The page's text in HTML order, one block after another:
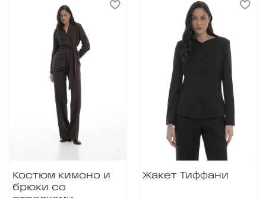
Костюм кимоно и
брюки со
Жакет Тиффани